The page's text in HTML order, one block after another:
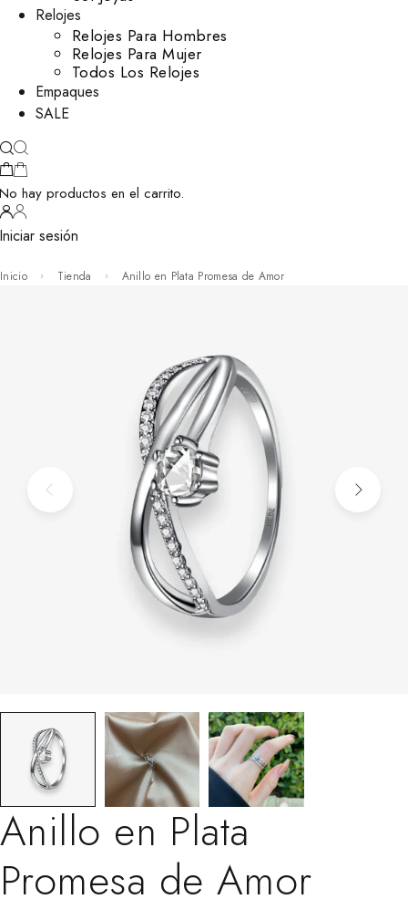
Relojes
Relojes Para Hombres
Relojes Para Mujer
Todos Los Relojes
Empaques
SALE
hay productos en el carrito.
sesión
Inicio Tienda Anillo en Plata Promesa de Amor
Anillo en Plata
Promesa de Amor